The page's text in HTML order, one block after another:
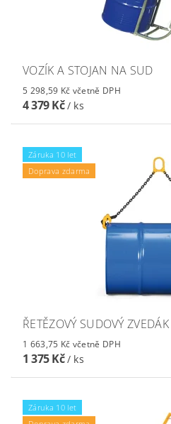
VOZÍK A STOJAN NA SUD
5 298,59 Kč včetně DPH
4 379 Kč/ ks
Záruka 10 let
Doprava zdarma
ŘETĚZOVÝ SUDOVÝ ZVEDÁK
1 663,75 Kč včetně DPH
1 375 Kč/ ks
Záruka 10 let